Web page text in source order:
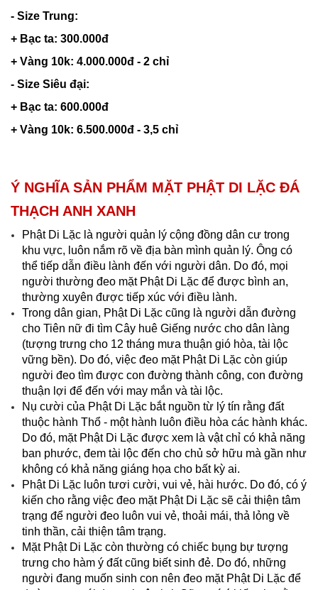
- Size Trung:
+ Bạc ta: 300.000đ
+ Vàng 10k: 4.000.000đ - 2 chỉ
- Size Siêu đại:
+ Bạc ta: 600.000đ
+ Vàng 10k: 6.500.000đ - 3,5 chỉ
Ý NGHĨA SẢN PHẨM MẶT PHẬT DI LẶC ĐÁ
THẠCH ANH XANH
Phật Di Lặc là người quản lý cộng đồng dân cư trong
khu vực, luôn nắm rõ về địa bàn mình quản lý. Ông có
thể tiếp dẫn điều lành đến với người dân. Do đó, mọi
người thường đeo mặt Phật Di Lặc để được bình an,
thường xuyên được tiếp xúc với điều lành.
Trong dân gian, Phật Di Lặc cũng là người dẫn đường
cho Tiên nữ đi tìm Cây huê Giếng nước cho dân làng
(tượng trưng cho 12 tháng mưa thuận gió hòa, tài lộc
vững bền). Do đó, việc đeo mặt Phật Di Lặc còn giúp
người đeo tìm được con đường thành công, con đường
thuận lợi để đến với may mắn và tài lộc.
Nụ cười của Phật Di Lặc bắt nguồn từ lý tín rằng đất
thuộc hành Thổ - một hành luôn điều hòa các hành khác.
Do đó, mặt Phật Di Lặc được xem là vật chỉ có khả năng
ban phước, đem tài lộc đến cho chủ sở hữu mà gần như
không có khả năng giáng họa cho bất kỳ ai.
Phật Di Lặc luôn tươi cười, vui vẻ, hài hước. Do đó, có ý
kiến cho rằng việc đeo mặt Phật Di Lặc sẽ cải thiện tâm
trạng để người đeo luôn vui vẻ, thoải mái, thả lỏng về
tinh thần, cải thiện tâm trạng.
Mặt Phật Di Lặc còn thường có chiếc bụng bự tượng
trưng cho hàm ý đất cũng biết sinh đẻ. Do đó, những
người đang muốn sinh con nên đeo mặt Phật Di Lặc để